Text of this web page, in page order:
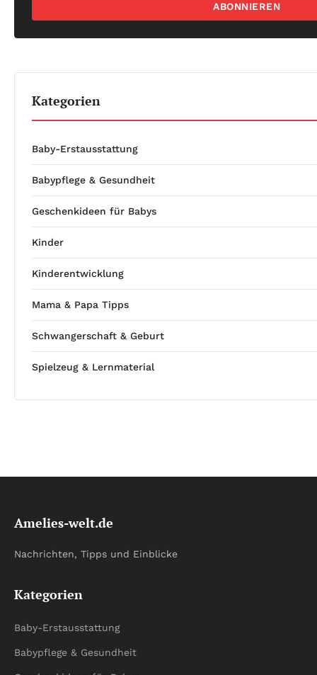
ABONNIEREN
Kategorien
Baby-Erstausstattung
Babypflege & Gesundheit
Geschenkideen für Babys
Kinder
Kinderentwicklung
Mama & Papa Tipps
Schwangerschaft & Geburt
Spielzeug & Lernmaterial
Amelies-welt.de
Nachrichten, Tipps und Einblicke
Kategorien
Baby-Erstausstattung
Babypflege & Gesundheit